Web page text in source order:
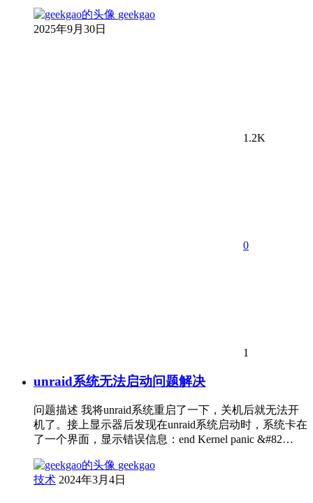
geekgao
2025年9月30日
1.2K
0
1
unraid系统无法启动问题解决
问题描述 我将unraid系统重启了一下，关机后就无法开
机了。接上显示器后发现在unraid系统启动时，系统卡在
了一个界面，显示错误信息：end Kernel panic &#82…
geekgao
技术 2024年3月4日